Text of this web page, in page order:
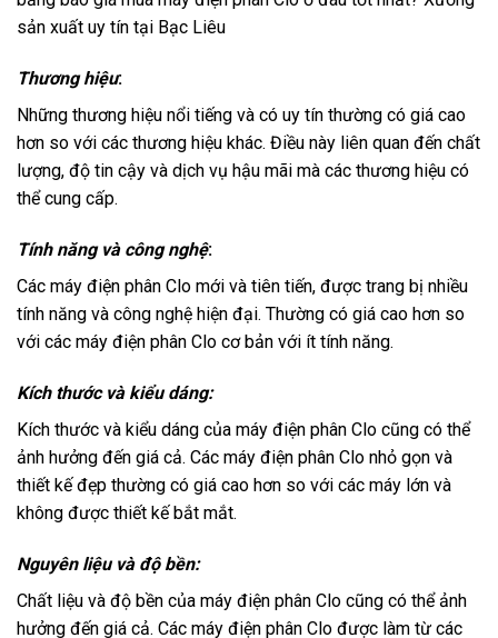
sản xuất uy tín tại Bạc Liêu
Thương hiệu:
Những thương hiệu nổi tiếng và có uy tín thường có giá cao
hơn so với các thương hiệu khác. Điều này liên quan đến chất
lượng, độ tin cậy và dịch vụ hậu mãi mà các thương hiệu có
thể cung cấp.
Tính năng và công nghệ:
Các máy điện phân Clo mới và tiên tiến, được trang bị nhiều
tính năng và công nghệ hiện đại. Thường có giá cao hơn so
với các máy điện phân Clo cơ bản với ít tính năng.
Kích thước và kiểu dáng:
Kích thước và kiểu dáng của máy điện phân Clo cũng có thể
ảnh hưởng đến giá cả. Các máy điện phân Clo nhỏ gọn và
thiết kế đẹp thường có giá cao hơn so với các máy lớn và
không được thiết kế bắt mắt.
Nguyên liệu và độ bền:
Chất liệu và độ bền của máy điện phân Clo cũng có thể ảnh
hưởng đến giá cả. Các máy điện phân Clo được làm từ các